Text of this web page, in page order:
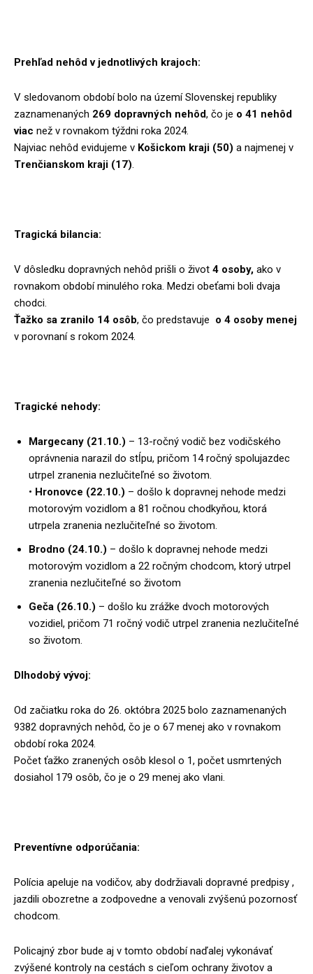
Prehľad nehôd v jednotlivých krajoch:
V sledovanom období bolo na území Slovenskej republiky
zaznamenaných 269 dopravných nehôd, čo je o 41 nehôd
viac než v rovnakom týždni roka 2024.
Najviac nehôd evidujeme v Košickom kraji (50) a najmenej v
Trenčianskom kraji (17).
Tragická bilancia:
V dôsledku dopravných nehôd prišli o život 4 osoby, ako v
rovnakom období minulého roka. Medzi obeťami boli dvaja
chodci.
Ťažko sa zranilo 14 osôb, čo predstavuje o 4 osoby menej
v porovnaní s rokom 2024.
Tragické nehody:
Margecany (21.10.) – 13-ročný vodič bez vodičského
oprávnenia narazil do stĺpu, pričom 14 ročný spolujazdec
utrpel zranenia nezlučiteľné so životom.
• Hronovce (22.10.) – došlo k dopravnej nehode medzi
motorovým vozidlom a 81 ročnou chodkyňou, ktorá
utrpela zranenia nezlučiteľné so životom.
Brodno (24.10.) – došlo k dopravnej nehode medzi
motorovým vozidlom a 22 ročným chodcom, ktorý utrpel
zranenia nezlučiteľné so životom
Geča (26.10.) – došlo ku zrážke dvoch motorových
vozidiel, pričom 71 ročný vodič utrpel zranenia nezlučiteľné
so životom.
Dlhodobý vývoj:
Od začiatku roka do 26. októbra 2025 bolo zaznamenaných
9382 dopravných nehôd, čo je o 67 menej ako v rovnakom
období roka 2024.
Počet ťažko zranených osôb klesol o 1, počet usmrtených
dosiahol 179 osôb, čo je o 29 menej ako vlani.
Preventívne odporúčania:
Polícia apeluje na vodičov, aby dodržiavali dopravné predpisy ,
jazdili obozretne a zodpovedne a venovali zvýšenú pozornosť
chodcom.
Policajný zbor bude aj v tomto období naďalej vykonávať
zvýšené kontroly na cestách s cieľom ochrany životov a